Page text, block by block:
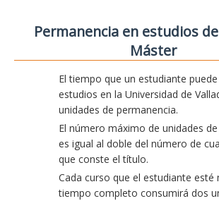
Permanencia en estudios
Máster
El tiempo que un estudiante
estudios en la Universidad de
unidades de permanencia.
El número máximo de unidades
es igual al doble del número de
que conste el título.
Cada curso que el estudiante esté
tiempo completo consumirá dos